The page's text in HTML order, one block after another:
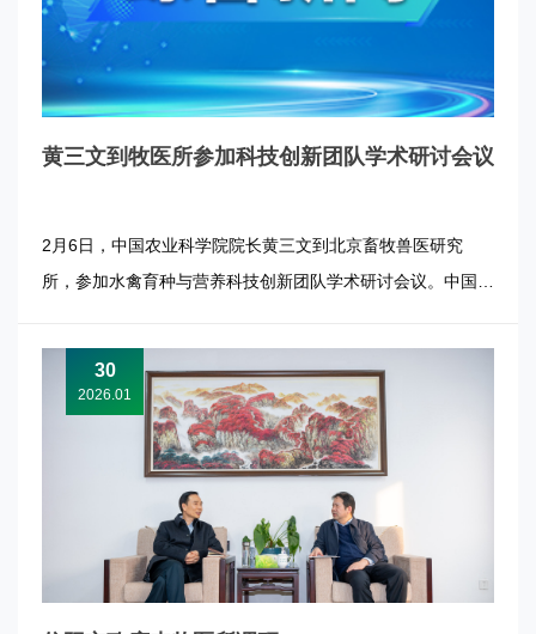
黄三文到牧医所参加科技创新团队学术研讨会议
2月6日，中国农业科学院院长黄三文到北京畜牧兽医研究
所，参加水禽育种与营养科技创新团队学术研讨会议。中国工
关于鸭基因编辑、肉鸭品质育种及肉鸭抗病育种等研究方向的
工作进展与阶段性成果，并就相关问题与在场师生进行了交流
讨论。黄三文充分肯定...
30
2026.01